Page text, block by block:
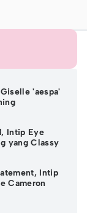
'aespa'
Intip Eye
yang Classy
Intip
Cameron